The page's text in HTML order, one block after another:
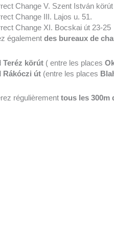
Change V. Szent István körút
Change III. Lajos u. 51.
Change XI. Bocskai út 23-25
également des bureaux de
Teréz körút ( entre les places
Rákóczi út (entre les places
régulièrement tous les 300m